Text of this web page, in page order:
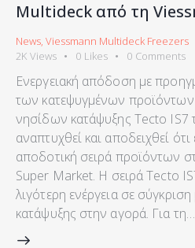
Multideck από τη
News, Viessmann Multideck Freezers
2K Views 0 Likes 0 Comments
Ενεργειακή απόδοση με
των κατεψυγμένων προϊόντων
νησίδων κατάψυξης Tecto IS7
αναπτυχθεί και αποδειχθεί ότι
αποδοτική σειρά προϊόντων
Super Market. Η σειρά Tecto
λιγότερη ενέργεια σε
κατάψυξης στην αγορά. Για τη…